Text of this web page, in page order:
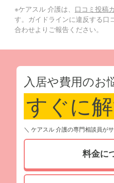
※ケアスル 介護は、 口コミ投稿
す。ガイドラインに違反する口
合わせよりご報告ください。
入居や費用のお
すぐに
＼ ケアスル 介護の専門相談員が
料金に